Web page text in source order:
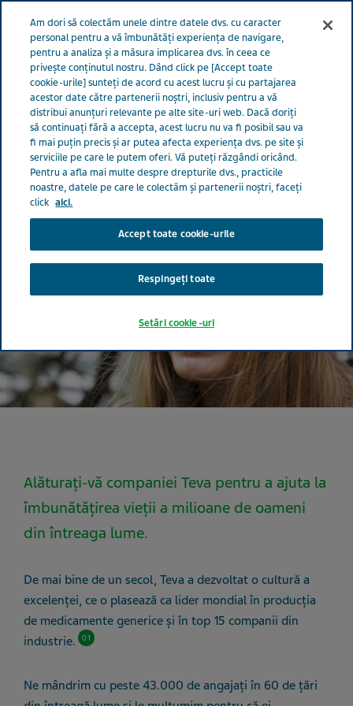
ROMÂNIA
România Cariere Îndrăzniți să fiți diferiți
Îndrăzniți să fiți diferiți
Alăturați-vă companiei Teva pentru a ajuta la
îmbunătățirea vieții a milioane de oameni
din întreaga lume.
De mai bine de un secol, Teva a dezvoltat o cultură a
excelenţei, ce o plasează ca lider mondial în producţia
de medicamente generice şi în top 15 companii din
industrie. 01
Ne mândrim cu peste 43.000 de angajaţi în 60 de țări
Am dori să colectăm unele dintre datele dvs. cu caracter
personal pentru a vă îmbunătăți experiența de navigare,
pentru a analiza și a măsura implicarea dvs. în ceea ce
privește conținutul nostru. Dând click pe [Accept toate
cookie-urile] sunteți de acord cu acest lucru și cu partajarea
acestor date către partenerii noștri, inclusiv pentru a vă
distribui anunțuri relevante pe alte site-uri web. Dacă doriți
să continuați fără a accepta, acest lucru nu va fi posibil sau va
fi mai puțin precis și ar putea afecta experiența dvs. pe site și
serviciile pe care le putem oferi. Vă puteți răzgândi oricând.
Pentru a afla mai multe despre drepturile dvs., practicile
noastre, datele pe care le colectăm și partenerii noștri, faceți
click aici.
Accept toate cookie-urile
Respingeți toate
Setări cookie-uri